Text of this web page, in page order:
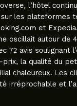
l’hôtel
les plateformes
et
oscillait autour de
72 avis soulignant
la qualité du
chaleureux. Les
irréprochable et